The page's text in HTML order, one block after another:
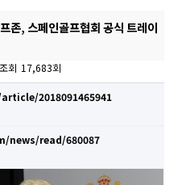
존, 스페인골프협회 공식 트레이
조회 17,683회
2018091465941
news/read/680087